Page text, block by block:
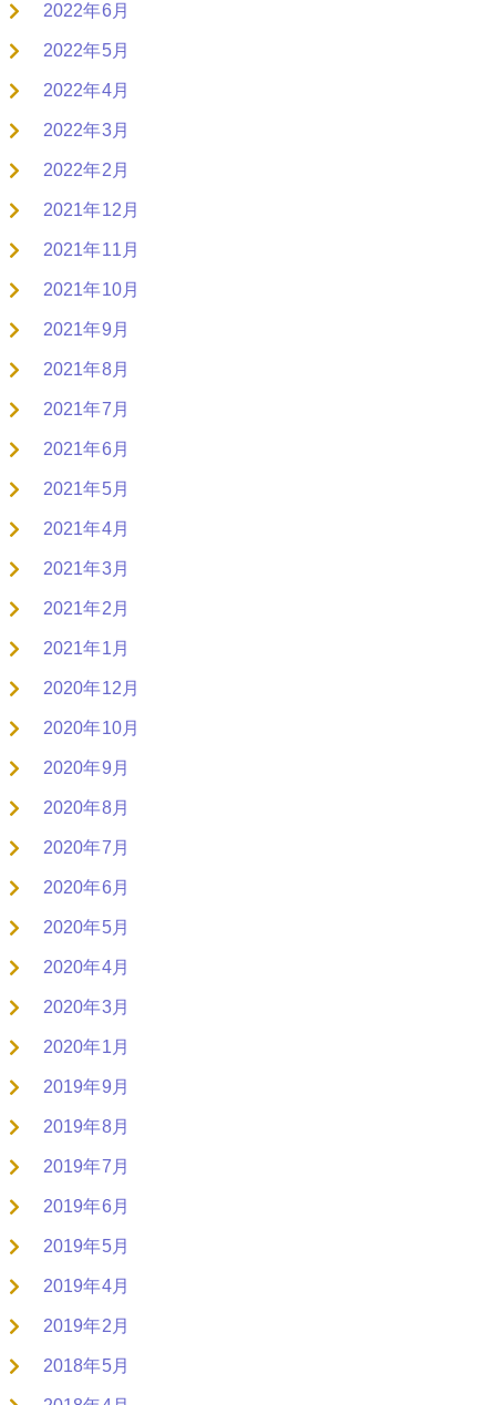
2022年6月
2022年5月
2022年4月
2022年3月
2022年2月
2021年12月
2021年11月
2021年10月
2021年9月
2021年8月
2021年7月
2021年6月
2021年5月
2021年4月
2021年3月
2021年2月
2021年1月
2020年12月
2020年10月
2020年9月
2020年8月
2020年7月
2020年6月
2020年5月
2020年4月
2020年3月
2020年1月
2019年9月
2019年8月
2019年7月
2019年6月
2019年5月
2019年4月
2019年2月
2018年5月